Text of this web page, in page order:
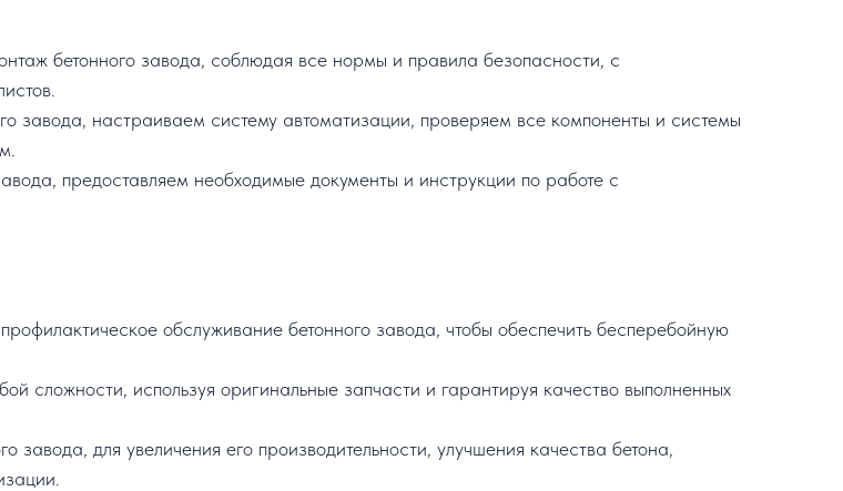
бетонного завода, соблюдая все нормы и правила безопасности, с
завода, настраиваем систему автоматизации, проверяем все компоненты и системы
предоставляем необходимые документы и инструкции по работе с
обслуживание бетонного завода, чтобы обеспечить бесперебойную
сложности, используя оригинальные запчасти и гарантируя качество выполненных
для увеличения его производительности, улучшения качества бетона,